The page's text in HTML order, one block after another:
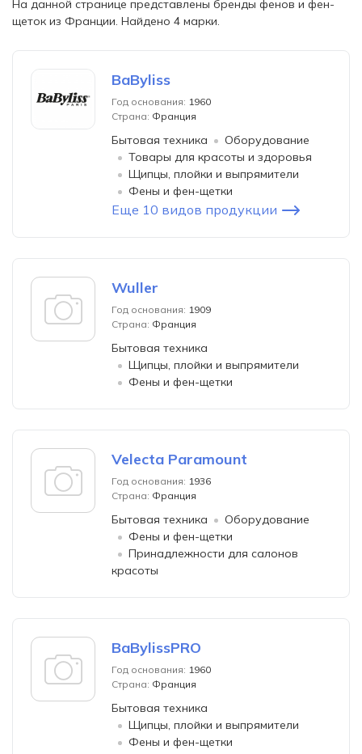
На данной странице представлены бренды фенов и фен-
щеток из Франции. Найдено 4 марки.
BaByliss
Год основания: 1960
Страна: Франция
Бытовая техника
Оборудование
Товары для красоты и здоровья
Щипцы, плойки и выпрямители
Фены и фен-щетки
Еще 10 видов продукции
Wuller
Год основания: 1909
Страна: Франция
Бытовая техника
Щипцы, плойки и выпрямители
Фены и фен-щетки
Velecta Paramount
Год основания: 1936
Страна: Франция
Бытовая техника
Оборудование
Фены и фен-щетки
Принадлежности для салонов
красоты
BaBylissPRO
Год основания: 1960
Страна: Франция
Бытовая техника
Щипцы, плойки и выпрямители
Фены и фен-щетки